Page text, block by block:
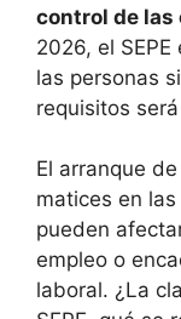
control de las
2026, el
las personas
requisitos
El arranque
matices en
pueden
empleo o
laboral. ¿La